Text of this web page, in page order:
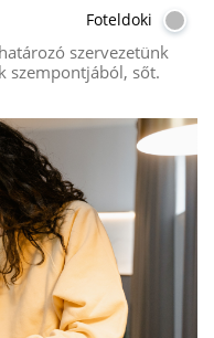
Foteldoki
szervezetünk
szempontjából, sőt.